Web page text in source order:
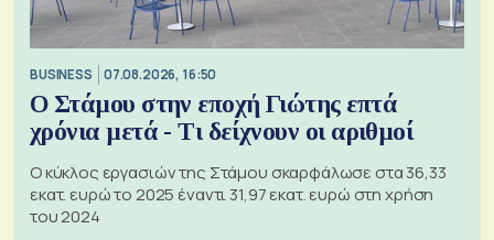
BUSINESS 07.08.2026, 16:50
Ο Στάμου στην εποχή Γιώτης επτά
χρόνια μετά - Τι δείχνουν οι αριθμοί
Ο κύκλος εργασιών της Στάμου σκαρφάλωσε στα 36,33
εκατ. ευρώ το 2025 έναντι 31,97 εκατ. ευρώ στη χρήση
του 2024